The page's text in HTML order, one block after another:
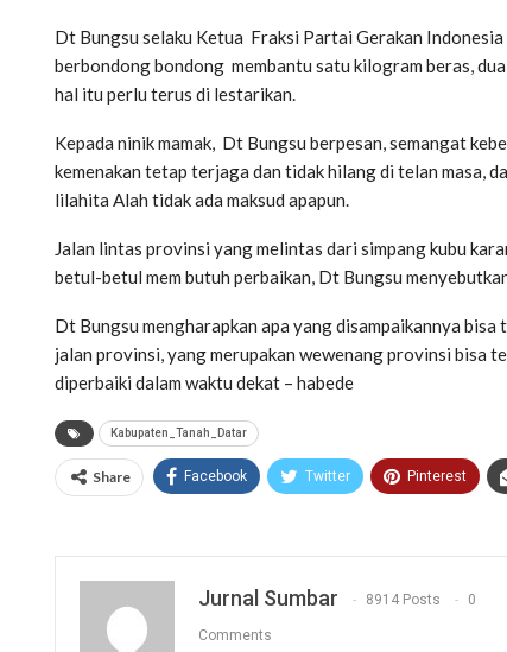
Dt Bungsu selaku Ketua Fraksi Partai Gerakan
berbondong bondong membantu satu kilogram beras,
hal itu perlu terus di lestarikan.
Kepada ninik mamak, Dt Bungsu berpesan, semangat
kemenakan tetap terjaga dan tidak hilang di telan masa,
lilahita Alah tidak ada maksud apapun.
Jalan lintas provinsi yang melintas dari simpang kubu
betul-betul mem butuh perbaikan, Dt Bungsu
Dt Bungsu mengharapkan apa yang disampaikannya
jalan provinsi, yang merupakan wewenang provinsi bisa
diperbaiki dalam waktu dekat – habede
Kabupaten_Tanah_Datar
Share Facebook Twitter Pinterest
Jurnal Sumbar 8914 Posts 0
Comments